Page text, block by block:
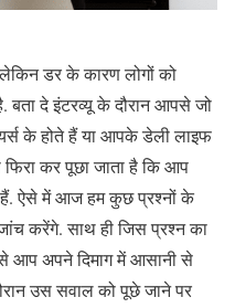
डर के कारण लोगों को
दे इंटरव्यू के दौरान आपसे जो
के होते हैं या आपके डेली लाइफ
कर पूछा जाता है कि आप
हैं. ऐसे में आज हम कुछ प्रश्नों के
करेंगे. साथ ही जिस प्रश्न का
आप अपने दिमाग में आसानी से
उस सवाल को पूछे जाने पर